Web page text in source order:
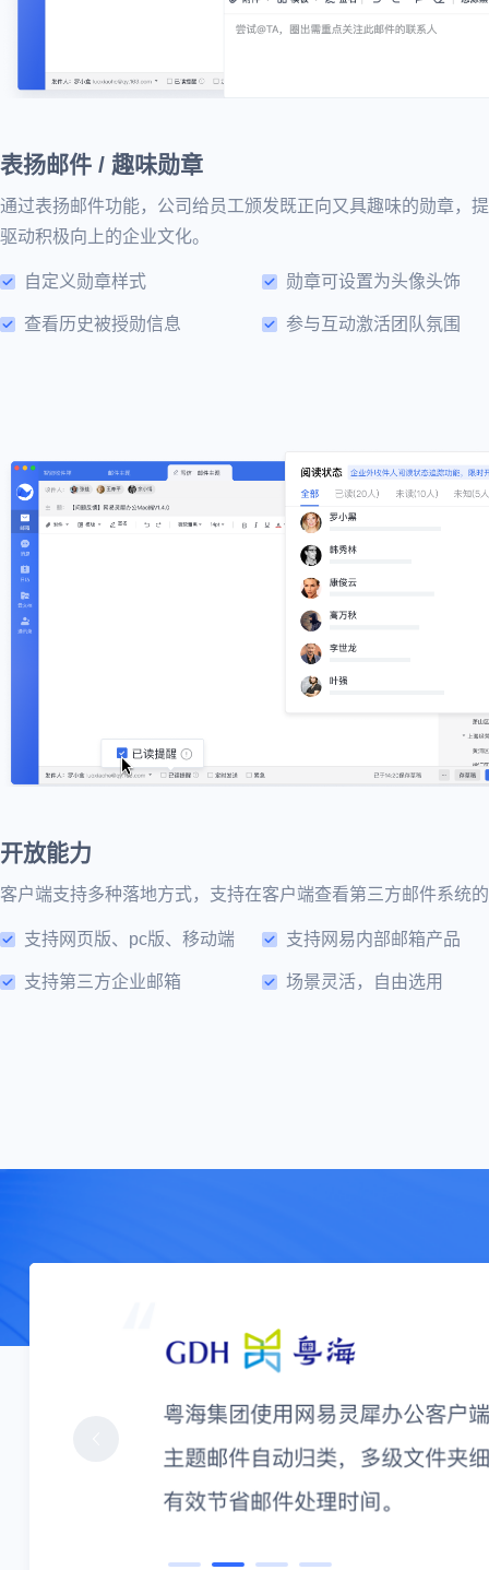
表扬邮件 / 趣味勋章
通过表扬邮件功能，公司给员工颁发既正向又具趣味的勋章，
驱动积极向上的企业文化。
自定义勋章样式 勋章可设置为头像头饰
查看历史被授勋信息 参与互动激活团队氛围
开放能力
客户端支持多种落地方式，支持在客户端查看第三方邮件系统
支持网页版、pc版、移动端 支持网易内部邮箱产品
支持第三方企业邮箱 场景灵活，自由选用